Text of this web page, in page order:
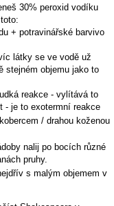
30% peroxid vodíku
+ potravinářské barvivo
látky se ve vodě už
stejném objemu jako to
reakce - vylítává to
- je to exotermní reakce
/ drahou koženou
nalij po bocích různé
pruhy.
s malým objemem v